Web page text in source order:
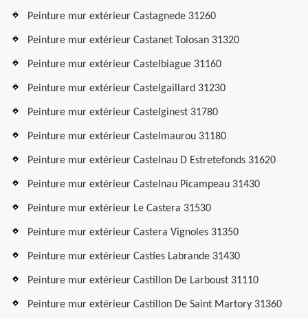
Peinture mur extérieur Castagnede 31260
Peinture mur extérieur Castanet Tolosan 31320
Peinture mur extérieur Castelbiague 31160
Peinture mur extérieur Castelgaillard 31230
Peinture mur extérieur Castelginest 31780
Peinture mur extérieur Castelmaurou 31180
Peinture mur extérieur Castelnau D Estretefonds 31620
Peinture mur extérieur Castelnau Picampeau 31430
Peinture mur extérieur Le Castera 31530
Peinture mur extérieur Castera Vignoles 31350
Peinture mur extérieur Casties Labrande 31430
Peinture mur extérieur Castillon De Larboust 31110
Peinture mur extérieur Castillon De Saint Martory 31360